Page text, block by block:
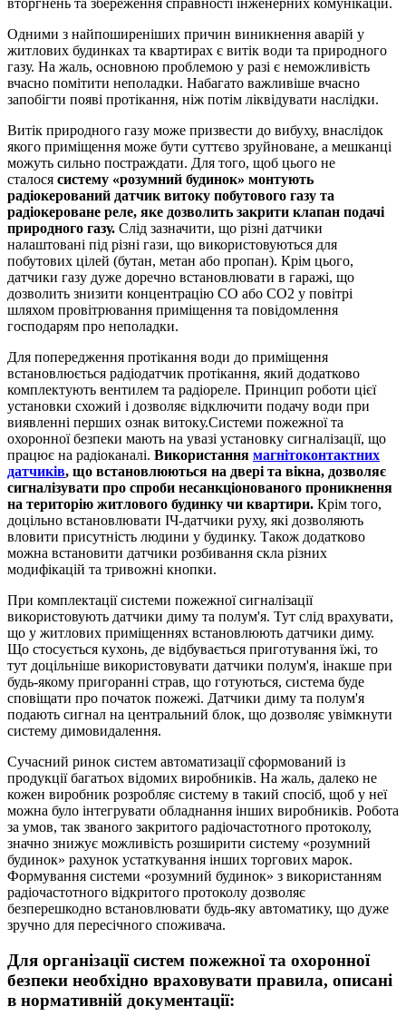
вторгнень та збереження справності інженерних комунікацій.
Одними з найпоширеніших причин виникнення аварій у
житлових будинках та квартирах є витік води та природного
газу. На жаль, основною проблемою у разі є неможливість
вчасно помітити неполадки. Набагато важливіше вчасно
запобігти появі протікання, ніж потім ліквідувати наслідки.
Витік природного газу може призвести до вибуху, внаслідок
якого приміщення може бути суттєво зруйноване, а мешканці
можуть сильно постраждати. Для того, щоб цього не
сталося систему «розумний будинок» монтують
радіокерований датчик витоку побутового газу та
радіокероване реле, яке дозволить закрити клапан подачі
природного газу. Слід зазначити, що різні датчики
налаштовані під різні гази, що використовуються для
побутових цілей (бутан, метан або пропан). Крім цього,
датчики газу дуже доречно встановлювати в гаражі, що
дозволить знизити концентрацію СО або СО2 у повітрі
шляхом провітрювання приміщення та повідомлення
господарям про неполадки.
Для попередження протікання води до приміщення
встановлюється радіодатчик протікання, який додатково
комплектують вентилем та радіореле. Принцип роботи цієї
установки схожий і дозволяє відключити подачу води при
виявленні перших ознак витоку.Системи пожежної та
охоронної безпеки мають на увазі установку сигналізації, що
працює на радіоканалі. Використання магнітоконтактних
датчиків, що встановлюються на двері та вікна, дозволяє
сигналізувати про спроби несанкціонованого проникнення
на територію житлового будинку чи квартири. Крім того,
доцільно встановлювати ІЧ-датчики руху, які дозволяють
вловити присутність людини у будинку. Також додатково
можна встановити датчики розбивання скла різних
модифікацій та тривожні кнопки.
При комплектації системи пожежної сигналізації
використовують датчики диму та полум'я. Тут слід врахувати,
що у житлових приміщеннях встановлюють датчики диму.
Що стосується кухонь, де відбувається приготування їжі, то
тут доцільніше використовувати датчики полум'я, інакше при
будь-якому пригоранні страв, що готуються, система буде
сповіщати про початок пожежі. Датчики диму та полум'я
подають сигнал на центральний блок, що дозволяє увімкнути
систему димовидалення.
Сучасний ринок систем автоматизації сформований із
продукції багатьох відомих виробників. На жаль, далеко не
кожен виробник розробляє систему в такий спосіб, щоб у неї
можна було інтегрувати обладнання інших виробників. Робота
за умов, так званого закритого радіочастотного протоколу,
значно знижує можливість розширити систему «розумний
будинок» рахунок устаткування інших торгових марок.
Формування системи «розумний будинок» з використанням
радіочастотного відкритого протоколу дозволяє
безперешкодно встановлювати будь-яку автоматику, що дуже
зручно для пересічного споживача.
Для організації систем пожежної та охоронної
безпеки необхідно враховувати правила, описані
в нормативній документації: